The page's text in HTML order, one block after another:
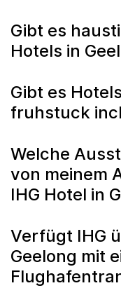
Gibt es
Hotels in
Gibt es
fruhstuck
Welche
von meinem
IHG Hotel in
Verfügt IHG
Geelong mit